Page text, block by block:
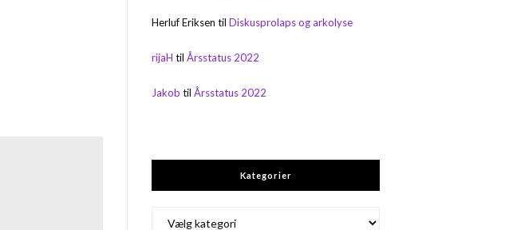
Herluf Eriksen tilDiskusprolaps og arkolyse
rijaH tilÅrsstatus 2022
Jakob tilÅrsstatus 2022
Kategorier